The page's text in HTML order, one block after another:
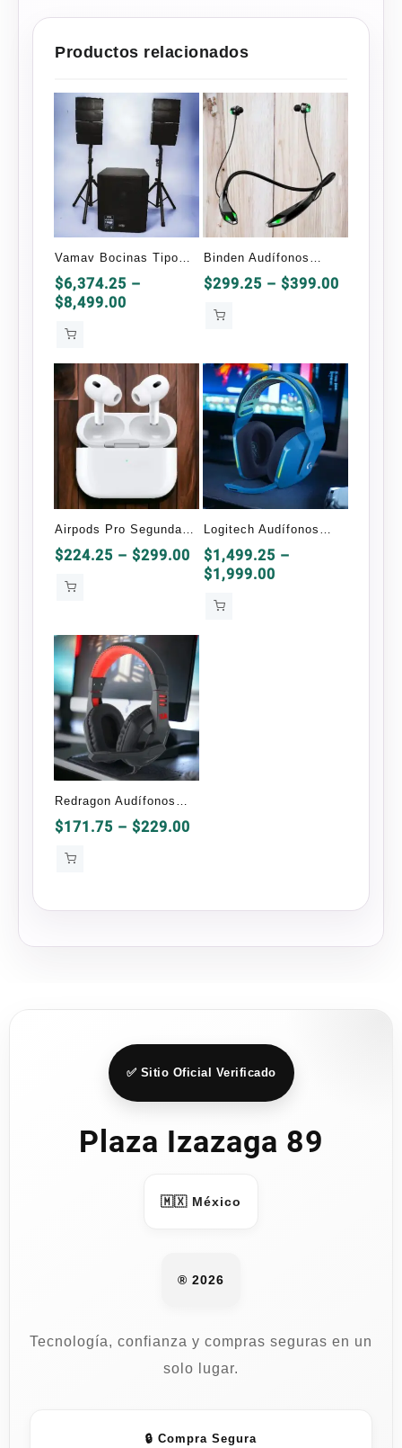
Productos relacionados
Vamav Bocinas Tipo
Torre con Subwoofer
BIGSU HYPER
Bluetooth
$6,374.25 –
$8,499.00
$8,499.00
Binden Audífonos
Gamer Dark Snake
$299.25 – $399.00
Airpods Pro Segunda
Generación OEM
$224.25 – $299.00 Price
range:
through
Logitech Audífonos
Gamer G733
Inalámbrico
$1,499.25 –
$1,999.00
Redragon Audífonos
Gamer H120 Ares
$171.75 – $229.00
✅ Sitio Oficial Verificado
Plaza Izazaga 89
🇲🇽 México
® 2026
Tecnología, confianza y compras seguras en un
solo lugar.
🔒 Compra Segura